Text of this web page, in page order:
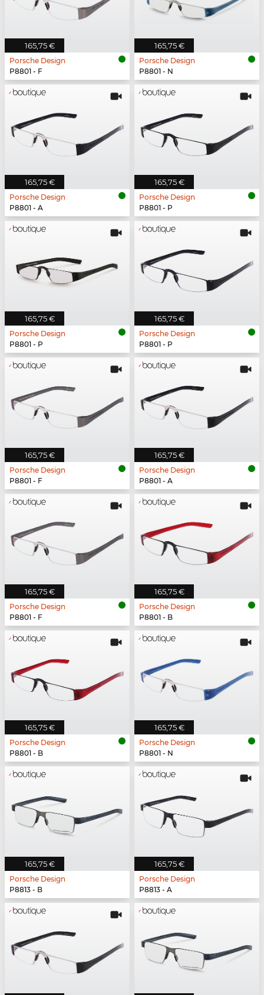
165,75 €
Porsche Design
P8801 - F
165,75 €
Porsche Design
P8801 - N
165,75 €
Porsche Design
P8801 - A
165,75 €
Porsche Design
P8801 - P
165,75 €
Porsche Design
P8801 - P
165,75 €
Porsche Design
P8801 - P
165,75 €
Porsche Design
P8801 - F
165,75 €
Porsche Design
P8801 - A
165,75 €
Porsche Design
P8801 - F
165,75 €
Porsche Design
P8801 - B
165,75 €
Porsche Design
P8801 - B
165,75 €
Porsche Design
P8801 - N
165,75 €
Porsche Design
P8813 - B
165,75 €
Porsche Design
P8813 - A